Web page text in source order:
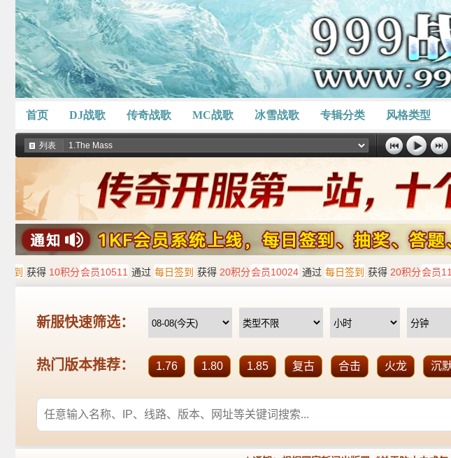
首页 DJ战歌 传奇战歌 MC战歌 冰雪战歌 专辑分类 风格类型